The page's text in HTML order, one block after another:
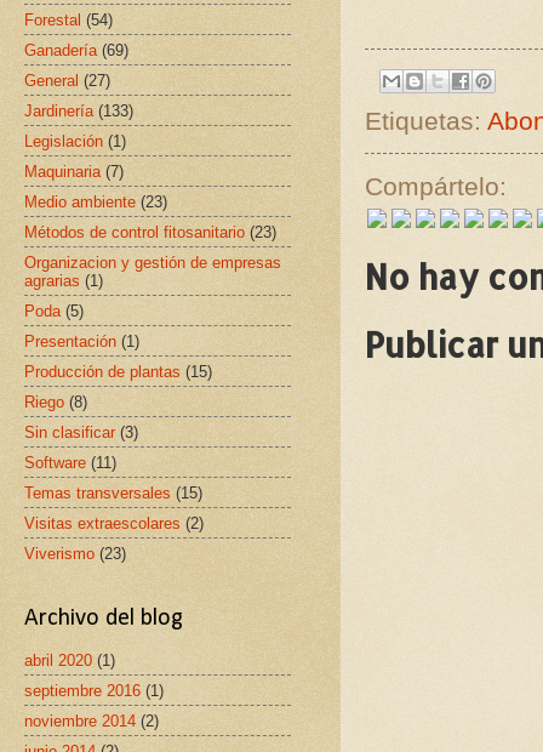
Etiquetas:
Compártelo:
No hay
Publicar
Forestal (54)
Ganadería (69)
General (27)
Jardinería (133)
Legislación (1)
Maquinaria (7)
Medio ambiente (23)
Métodos de control fitosanitario (23)
Organizacion y gestión de empresas
agrarias (1)
Poda (5)
Presentación (1)
Producción de plantas (15)
Riego (8)
Sin clasificar (3)
Software (11)
Temas transversales (15)
Visitas extraescolares (2)
Viverismo (23)
Archivo del blog
abril 2020 (1)
septiembre 2016 (1)
noviembre 2014 (2)